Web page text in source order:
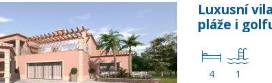
Luxusní
pláže i
4 1